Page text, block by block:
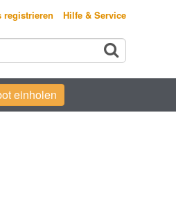
registrieren Hilfe & Service
einholen